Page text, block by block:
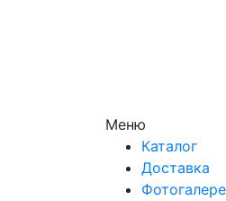
Меню
Каталог
Доставка